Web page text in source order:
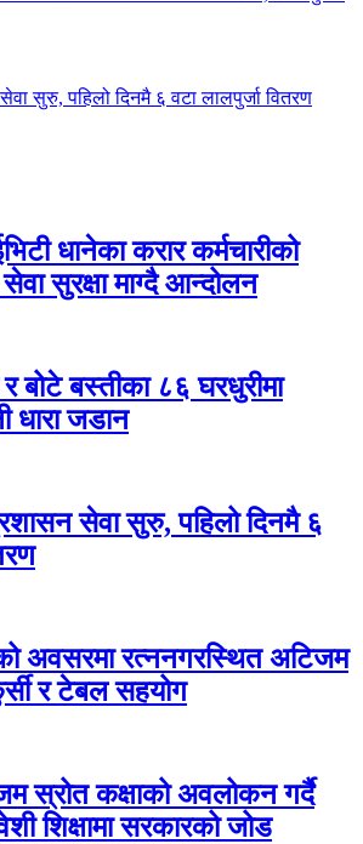
सुरु, पहिलो दिनमै ६ वटा लालपुर्जा वितरण
धानेका करार कर्मचारीको
सुरक्षा माग्दै आन्दोलन
बोटे बस्तीका ८६ घरधुरीमा
धारा जडान
सेवा सुरु, पहिलो दिनमै ६
अवसरमा रत्ननगरस्थित अटिजम
र टेबल सहयोग
स्रोत कक्षाको अवलोकन गर्दै
शिक्षामा सरकारको जोड